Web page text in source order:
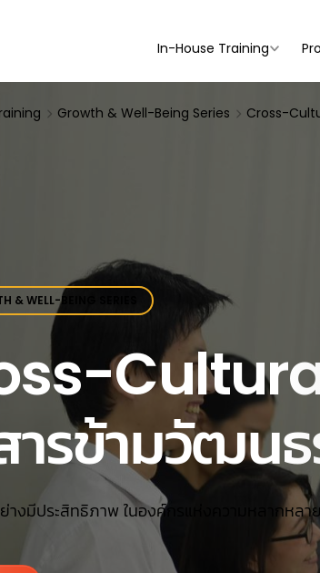
In-House Training
Growth & Well-Being Series Cross-
& WELL-BEING SERIES
รข้ามวัฒนธ
างมีประสิทธิภาพ ในองค์กรแห่งความหลากหลาย